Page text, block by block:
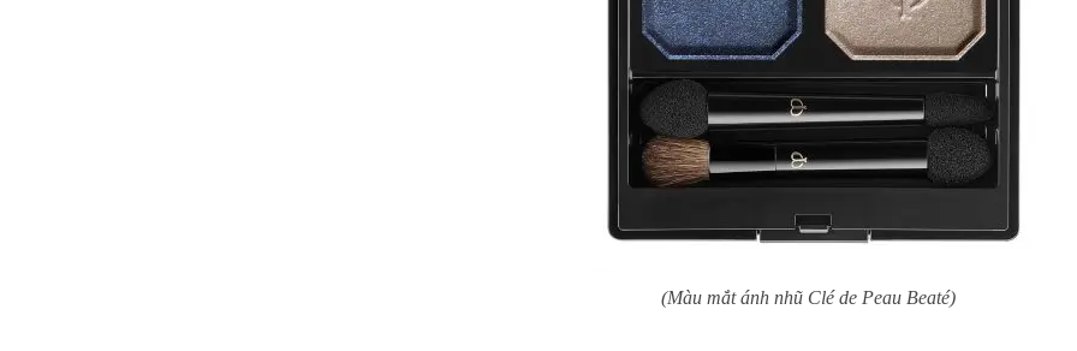
(Màu mắt ánh nhũ Clé de Peau Beaté)